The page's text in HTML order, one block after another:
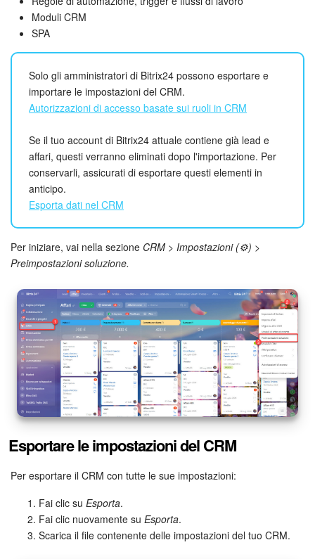
Bitrix24 Drive
Webmail
Gruppi di lavoro
Progetti IA
CRM
Prenotazione online
Contact Center
Sales Center
Analisi CRM
Generatore BI
Bitrix24 Market
Online store
Dipendenti
Knowledge base
Moduli CRM
SPA
Solo gli amministratori di Bitrix24 possono esportare e
importare le impostazioni del CRM.
Autorizzazioni di accesso basate sui ruoli in CRM
Se il tuo account di Bitrix24 attuale contiene già lead e
affari, questi verranno eliminati dopo l'importazione. Per
conservarli, assicurati di esportare questi elementi in
anticipo.
Esporta dati nel CRM
Per iniziare, vai nella sezione CRM > Impostazioni (⚙️) >
Preimpostazioni soluzione.
Esportare le impostazioni del CRM
Per esportare il CRM con tutte le sue impostazioni:
Fai clic su Esporta.
Fai clic nuovamente su Esporta.
Scarica il file contenente delle impostazioni del tuo CRM.